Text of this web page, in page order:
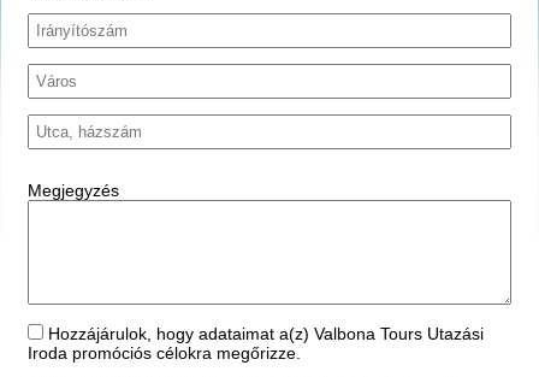
Megjegyzés
Hozzájárulok, hogy adataimat a(z) Valbona Tours Utazási
Iroda promóciós célokra megőrizze.